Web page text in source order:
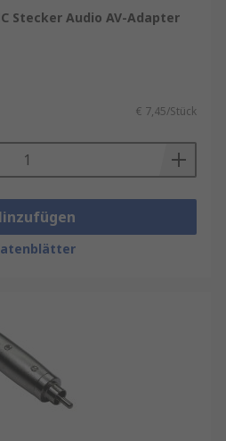
Stecker Audio AV-Adapter
€ 7,45/Stück